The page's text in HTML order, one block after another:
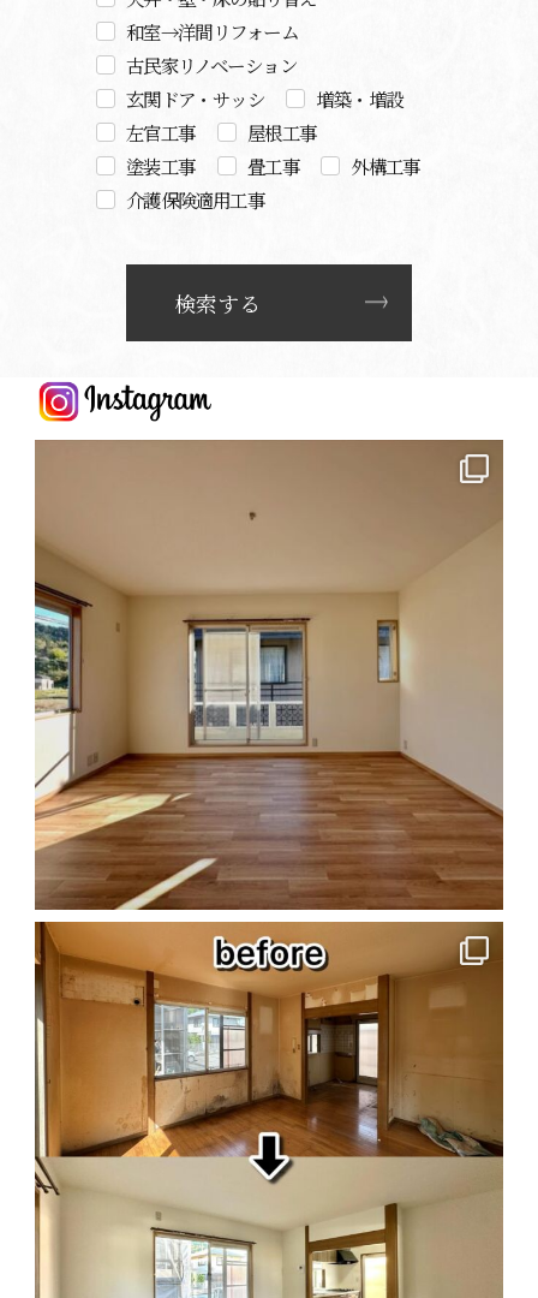
和室→洋間リフォーム
古民家リノベーション
玄関ドア・サッシ
増築・増設
左官工事
屋根工事
塗装工事
畳工事
外構工事
介護保険適用工事